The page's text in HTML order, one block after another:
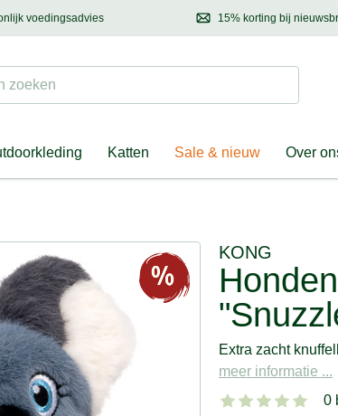
& eigenaar 15% korting bij
voedingsadvies
Mailons met uw vragen, onze voedingsdeskundige adviseert u
Suchen
Katten Sale & nieuw Over
KONG
Extra zacht
meer informatie ...
0